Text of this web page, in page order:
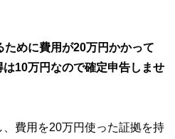
ために費用が20万円かかって
10万円なので確定申告しませ
費用を20万円使った証拠を持